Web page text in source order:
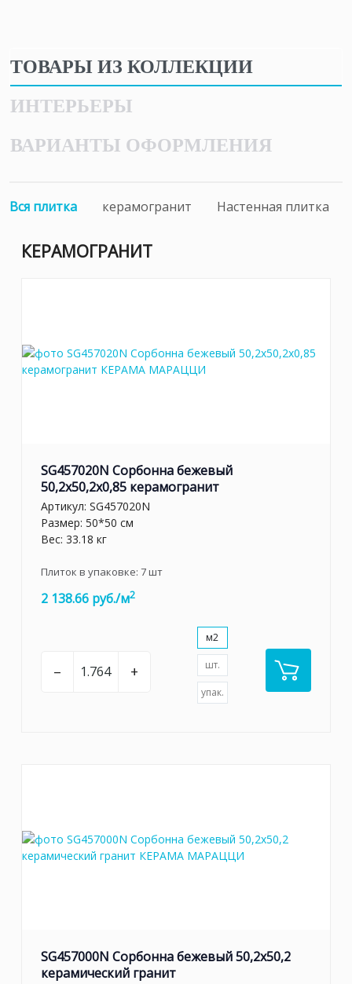
ТОВАРЫ ИЗ КОЛЛЕКЦИИ
ИНТЕРЬЕРЫ
ВАРИАНТЫ ОФОРМЛЕНИЯ
Вся плитка керамогранит Настенная плитка
КЕРАМОГРАНИТ
SG457020N Сорбонна бежевый
50,2x50,2x0,85 керамогранит
Артикул: SG457020N
Размер: 50*50 см
Вес: 33.18 кг
Плиток в упаковке: 7шт
2 138.66 руб./м2
– +
м2
шт.
упак.
SG457000N Сорбонна бежевый 50,2x50,2
керамический гранит